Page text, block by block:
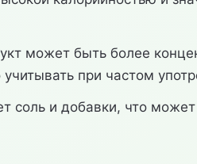
может быть более
при частом
соль и добавки, что